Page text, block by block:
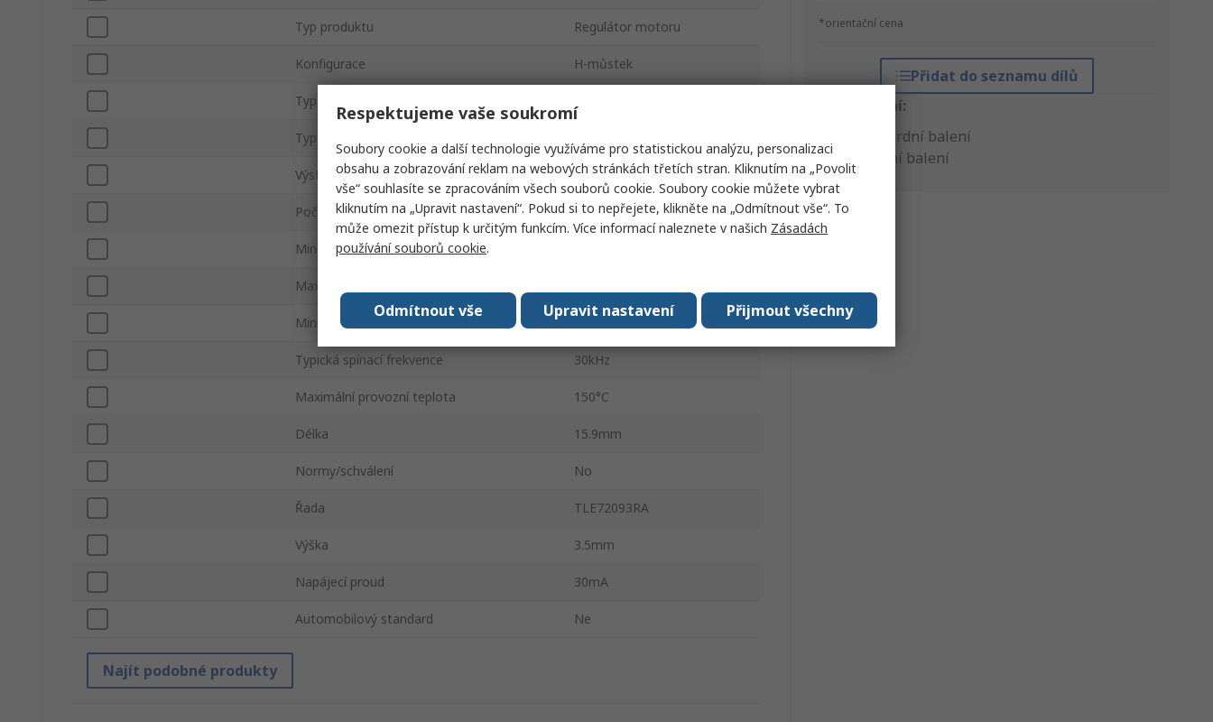
*orientační cena
Přidat do seznamu dílů
Typy balení:
Standardní balení
Výrobní balení
Typ produktu Regulátor motoru
Konfigurace H-můstek
Typ montáže
Typ balení
Výstupní proud 6.6A
Počet kolíků 20
Minimální napájecí napětí
Maximální napájecí napětí
Minimální provozní teplota
Typická spínací frekvence 30kHz
Maximální provozní teplota 150°C
Délka 15.9mm
Normy/schválení No
Řada TLE72093RA
Výška 3.5mm
Napájecí proud 30mA
Automobilový standard Ne
Najít podobné produkty
Respektujeme vaše soukromí
Soubory cookie a další technologie využíváme pro statistickou analýzu, personalizaci
obsahu a zobrazování reklam na webových stránkách třetích stran. Kliknutím na „Povolit
vše“ souhlasíte se zpracováním všech souborů cookie. Soubory cookie můžete vybrat
kliknutím na „Upravit nastavení“. Pokud si to nepřejete, klikněte na „Odmítnout vše“. To
může omezit přístup k určitým funkcím. Více informací naleznete v našich Zásadách
používání souborů cookie.
Přijmout všechny
Upravit nastavení
Odmítnout vše